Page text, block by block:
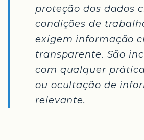
proteção dos dados
condições de
exigem informação
transparente. São
com qualquer
ou ocultação de
relevante.